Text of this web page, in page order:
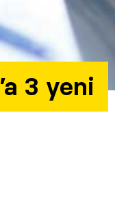
3 yeni